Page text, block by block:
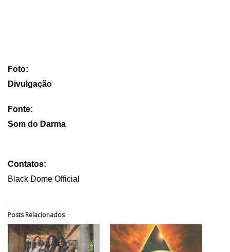
Foto:
Divulgação
Fonte:
Som do Darma
Contatos:
Black Dome Official
Posts Relacionados